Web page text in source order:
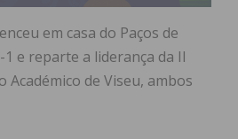
em casa do Paços de
1 e reparte a liderança da II
Académico de Viseu, ambos